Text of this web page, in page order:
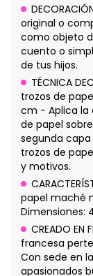
original o
como objeto
cuento o
de tus hijos.
TÉCNICA
trozos de
cm - Aplica la
de papel
segunda
trozos de
y motivos.
papel maché
Dimensiones:
CREADO
francesa
Con sede en
apasionados